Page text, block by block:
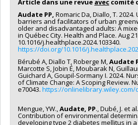
Article dans une revue avec comité
Audate PP, Romaric Da, Diallo, T.
barriers and facilitators of urban
older and disadvantaged adults: A
in Québec City. Health and Place. Aug
10.1016/j.healthplace.2024.103340.
https://doi.org/10.1016/
Bérubé A, Diallo T, Roberge M,Audate
Marcotte S, Jobin É, Moubarak N,
Guichard A, Goupil-Sormany I. 2024.
of Climate Change: A Scoping Review.
e70043. https://onlinelibrary.wiley.com/
Mengue, YW.,Audate, PP., Dubé, J. et
Contribution of environmental
developing type 2 diabetes mellitus in